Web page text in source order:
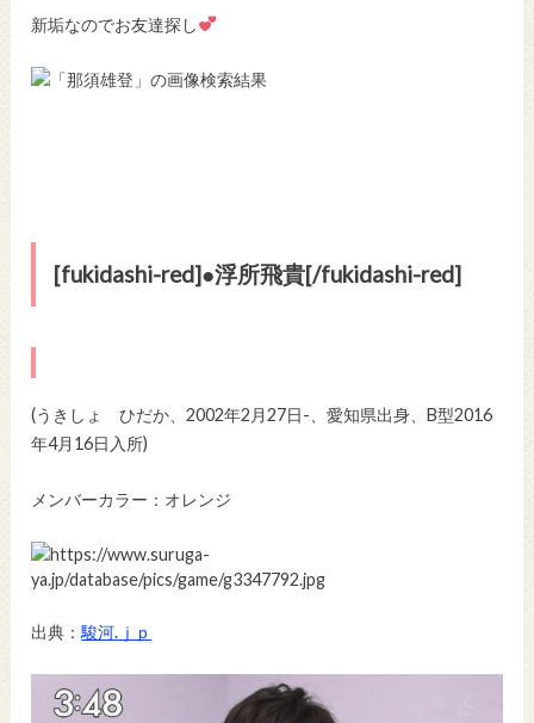
新垢なのでお友達探し
[fukidashi-red]●浮所飛貴[/fukidashi-red]
(うきしょ ひだか、2002年2月27日-、愛知県出身、B型2016
年4月16日入所)
メンバーカラー：オレンジ
出典：駿河.ｊｐ